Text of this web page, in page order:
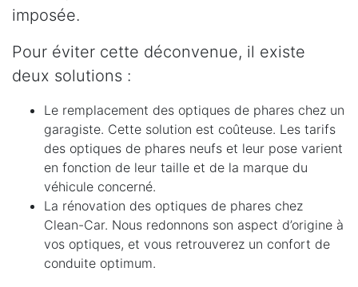
imposée.
Pour éviter cette déconvenue, il existe
deux solutions :
Le remplacement des optiques de phares chez un
garagiste. Cette solution est coûteuse. Les tarifs
des optiques de phares neufs et leur pose varient
en fonction de leur taille et de la marque du
véhicule concerné.
La rénovation des optiques de phares chez
Clean-Car. Nous redonnons son aspect d’origine à
vos optiques, et vous retrouverez un confort de
conduite optimum.